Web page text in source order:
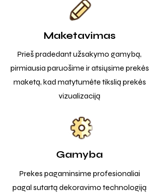
Maketavimas
Prieš pradedant užsakymo gamybą,
pirmiausia paruošime ir atsiųsime prekės
maketą, kad matytumėte tikslią prekės
vizualizaciją
Gamyba
Prekes pagaminsime profesionaliai
pagal sutartą dekoravimo technologiją